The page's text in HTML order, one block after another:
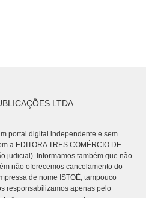
LTDA
portal digital independente e sem
a EDITORA TRES COMÉRCIO DE
judicial). Informamos também que não
não oferecemos cancelamento do
de nome ISTOÉ, tampouco
responsabilizamos apenas pelo